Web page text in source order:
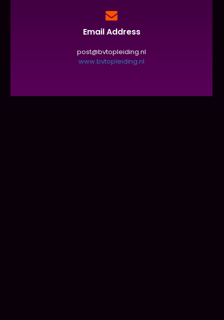
Email Address
post@bvtopleiding.nl
www.bvtopleiding.nl